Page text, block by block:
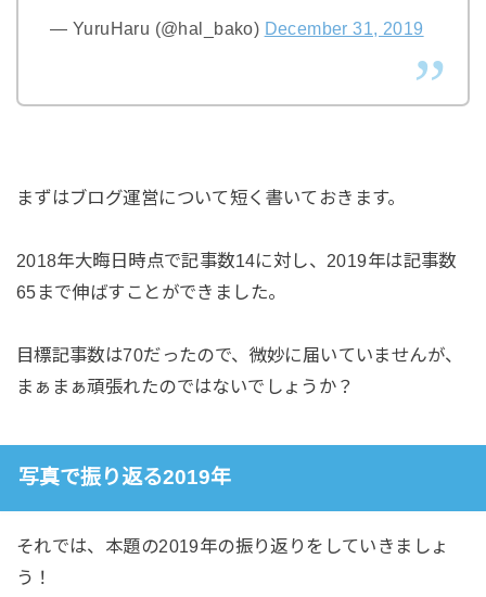
— YuruHaru (@hal_bako) December 31, 2019
まずはブログ運営について短く書いておきます。
2018年大晦日時点で記事数14に対し、2019年は記事数
65まで伸ばすことができました。
目標記事数は70だったので、微妙に届いていませんが、
まぁまぁ頑張れたのではないでしょうか？
写真で振り返る2019年
それでは、本題の2019年の振り返りをしていきましょ
う！